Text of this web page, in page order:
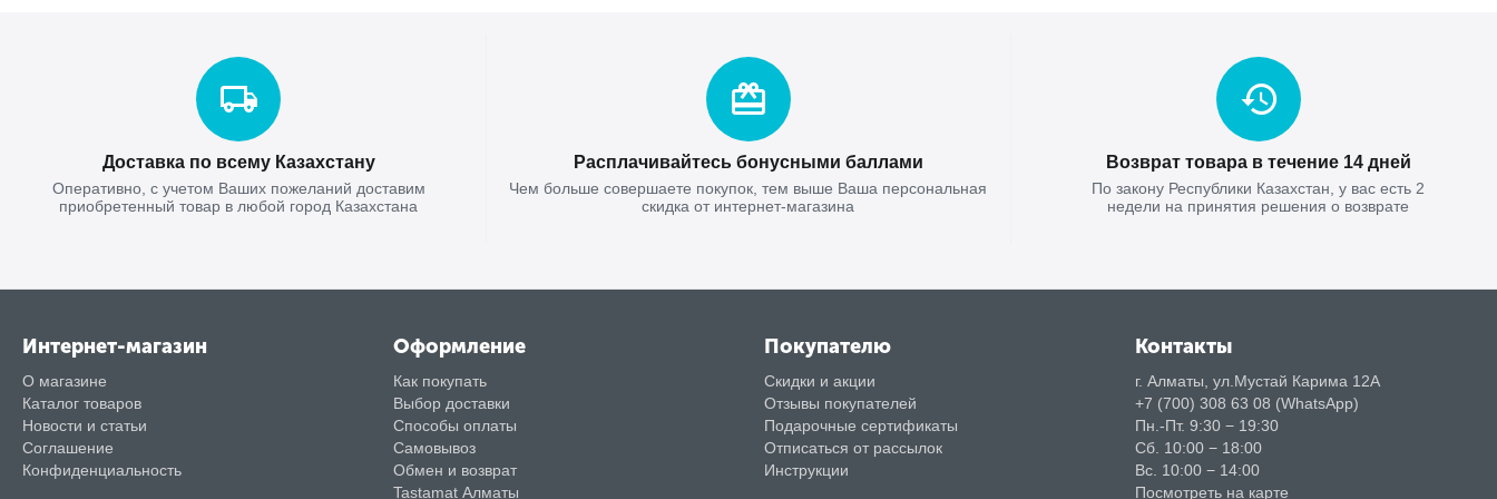
Доставка по всему Казахстану
Оперативно, с учетом Ваших пожеланий доставим
приобретенный товар в любой город Казахстана
Расплачивайтесь бонусными баллами
Чем больше совершаете покупок, тем выше Ваша персональная
скидка от интернет-магазина
Возврат товара в течение 14 дней
По закону Республики Казахстан, у вас есть 2
недели на принятия решения о возврате
Интернет-магазин
О магазине
Каталог товаров
Новости и статьи
Соглашение
Конфиденциальность
Оформление
Как покупать
Выбор доставки
Способы оплаты
Самовывоз
Обмен и возврат
Tastamat Алматы
Покупателю
Скидки и акции
Отзывы покупателей
Подарочные сертификаты
Отписаться от рассылок
Инструкции
Контакты
г. Алматы, ул.Мустай Карима 12А
+7 (700) 308 63 08 (WhatsApp)
Пн.-Пт. 9:30 − 19:30
Сб. 10:00 − 18:00
Вс. 10:00 − 14:00
Посмотреть на карте